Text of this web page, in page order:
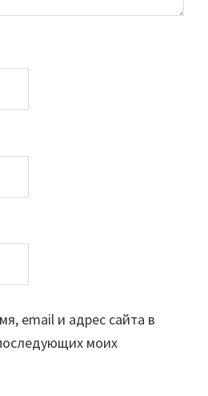
email и адрес сайта в
моих